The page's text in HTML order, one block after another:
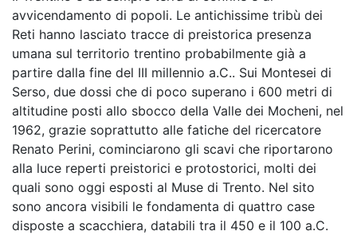
avvicendamento di popoli. Le antichissime tribù dei
Reti hanno lasciato tracce di preistorica presenza
umana sul territorio trentino probabilmente già a
partire dalla fine del III millennio a.C.. Sui Montesei di
Serso, due dossi che di poco superano i 600 metri di
altitudine posti allo sbocco della Valle dei Mocheni, nel
1962, grazie soprattutto alle fatiche del ricercatore
Renato Perini, cominciarono gli scavi che riportarono
alla luce reperti preistorici e protostorici, molti dei
quali sono oggi esposti al Muse di Trento. Nel sito
sono ancora visibili le fondamenta di quattro case
disposte a scacchiera, databili tra il 450 e il 100 a.C.